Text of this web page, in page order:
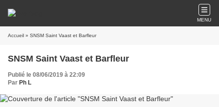
MENU
Accueil » SNSM Saint Vaast et Barfleur
SNSM Saint Vaast et Barfleur
Publié le 08/06/2019 à 22:09
Par Ph L